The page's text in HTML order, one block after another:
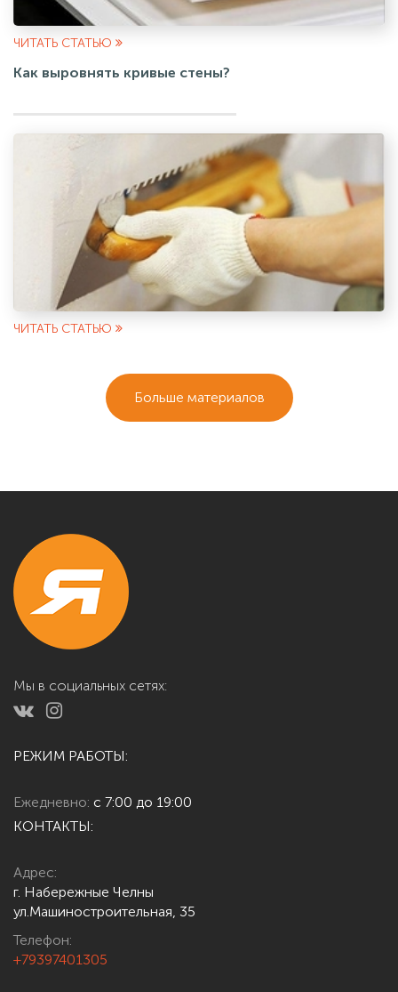
ЧИТАТЬ СТАТЬЮ
Как выровнять кривые стены?
ЧИТАТЬ СТАТЬЮ
Больше материалов
Мы в социальных сетях:
РЕЖИМ РАБОТЫ:
Ежедневно: с 7:00 до 19:00
КОНТАКТЫ:
Адрес:
г. Набережные Челны
ул.Машиностроительная, 35
Телефон:
+79397401305